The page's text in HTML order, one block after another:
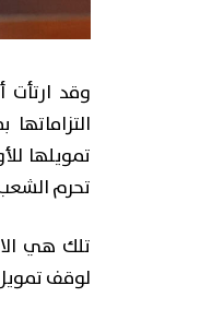
وقد ارتأت
تمويلها
تحرم
تلك هي
لوقف تمويل